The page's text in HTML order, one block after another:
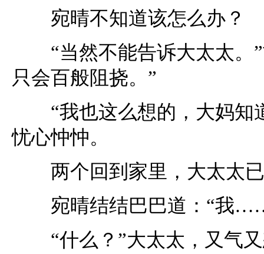
宛晴不知道该怎么办？
“当然不能告诉大太太。”
只会百般阻挠。”
“我也这么想的，大妈知
忧心忡忡。
两个回到家里，大太太已
宛晴结结巴巴道：“我
“什么？”大太太，又气又